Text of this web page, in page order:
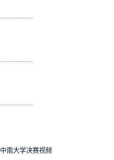
中南大学决赛视频